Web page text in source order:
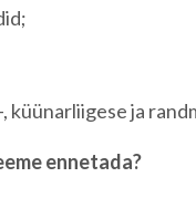
küünarliigese ja
ennetada?